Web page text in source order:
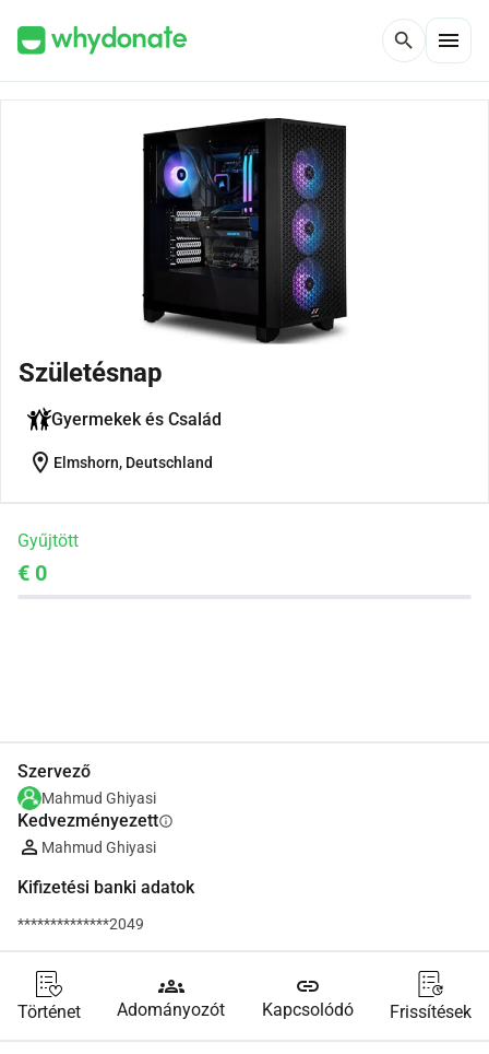
search menu
Születésnap
Gyermekek és Család
location_on Elmshorn, Deutschland
Gyűjtött
€ 0
Szervező
Mahmud Ghiyasi
Kedvezményezettinfo
Mahmud Ghiyasi
Kifizetési banki adatok
**************2049
Történet
groups
Adományozót
link
Kapcsolódó Frissítések